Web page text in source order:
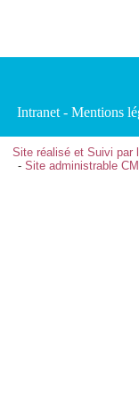
Intranet - Mentions
Site réalisé et Suivi par
- Site administrable